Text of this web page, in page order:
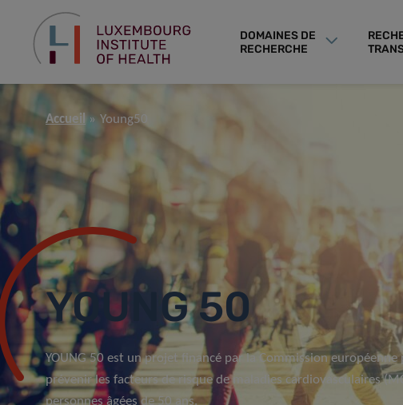
DOMAINES DE
RECHERCHE
Accueil Young50
YOUNG 50
YOUNG 50 est un projet financé par la Commission européenne
prévenir les facteurs de risque de maladies cardiovasculaires
personnes âgées de 50 ans.